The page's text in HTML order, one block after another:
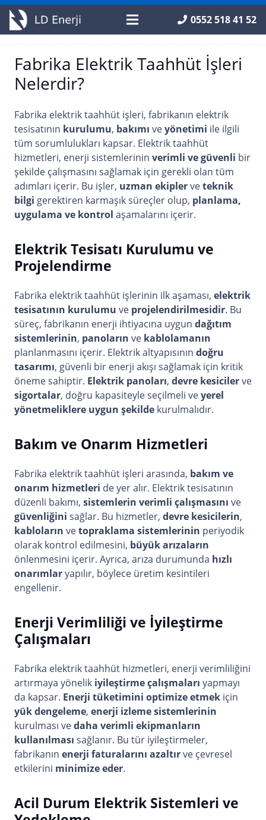
0552 518 41 52
Fabrika Elektrik Taahhüt İşleri
Nelerdir?
Fabrika elektrik taahhüt işleri, fabrikanın elektrik
tesisatının kurulumu, bakımı veyönetimi ile ilgili
tüm sorumlulukları kapsar. Elektrik taahhüt
hizmetleri, enerji sistemlerinin verimli ve güvenli bir
şekilde çalışmasını sağlamak için gerekli olan tüm
adımları içerir. Bu işler, uzman ekiplerveteknik
bilgi gerektiren karmaşık süreçler olup, planlama,
uygulama ve kontrol aşamalarını içerir.
Elektrik Tesisatı Kurulumu ve
Projelendirme
Fabrika elektrik taahhüt işlerinin ilk aşaması, elektrik
tesisatının kurulumu ve projelendirilmesidir. Bu
süreç, fabrikanın enerji ihtiyacına uygun dağıtım
sistemlerinin, panoların ve kablolamanın
planlanmasını içerir. Elektrik altyapısının doğru
tasarımı, güvenli bir enerji akışı sağlamak için kritik
öneme sahiptir. Elektrik panoları, devre kesicilerve
sigortalar, doğru kapasiteyle seçilmeli veyerel
yönetmeliklere uygun şekilde kurulmalıdır.
Bakım ve Onarım Hizmetleri
Fabrika elektrik taahhüt işleri arasında, bakım ve
onarım hizmetleri de yer alır. Elektrik tesisatının
düzenli bakımı, sistemlerin verimli çalışmasını ve
güvenliğini sağlar. Bu hizmetler, devre kesicilerin,
kabloların vetopraklama sistemlerinin periyodik
olarak kontrol edilmesini, büyük arızaların
önlenmesini içerir. Ayrıca, arıza durumunda hızlı
onarımlaryapılır, böylece üretim kesintileri
engellenir.
Enerji Verimliliği ve İyileştirme
Çalışmaları
Fabrika elektrik taahhüt hizmetleri, enerji verimliliğini
artırmaya yönelik iyileştirme çalışmaları yapmayı
da kapsar. Enerji tüketimini optimize etmek için
yük dengeleme, enerji izleme sistemlerinin
kurulması vedaha verimli ekipmanların
kullanılması sağlanır. Bu tür iyileştirmeler,
fabrikanın enerji faturalarını azaltırve çevresel
etkilerini minimize eder.
Acil Durum Elektrik Sistemleri ve